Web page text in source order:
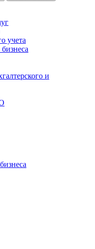
учета
и